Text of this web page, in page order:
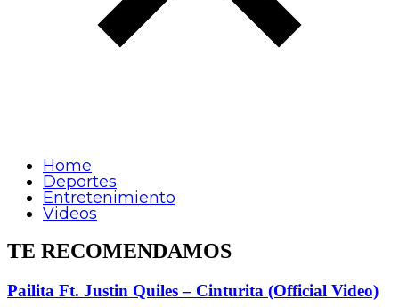
Home
Deportes
Entretenimiento
Videos
TE RECOMENDAMOS
Pailita Ft. Justin Quiles – Cinturita (Official Video)